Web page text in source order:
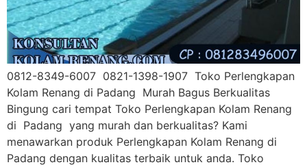
0812-8349-6007 0821-1398-1907 Toko Perlengkapan
Kolam Renang di Padang Murah Bagus Berkualitas
Bingung cari tempat Toko Perlengkapan Kolam Renang
di Padang yang murah dan berkualitas? Kami
menawarkan produk Perlengkapan Kolam Renang di
Padang dengan kualitas terbaik untuk anda. Toko